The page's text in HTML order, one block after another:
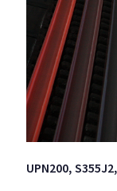
UPN200,